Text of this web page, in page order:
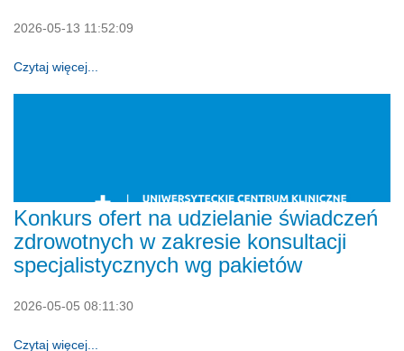
2026-05-13 11:52:09
Czytaj więcej...
Konkurs ofert na udzielanie świadczeń
zdrowotnych w zakresie konsultacji
specjalistycznych wg pakietów
2026-05-05 08:11:30
Czytaj więcej...